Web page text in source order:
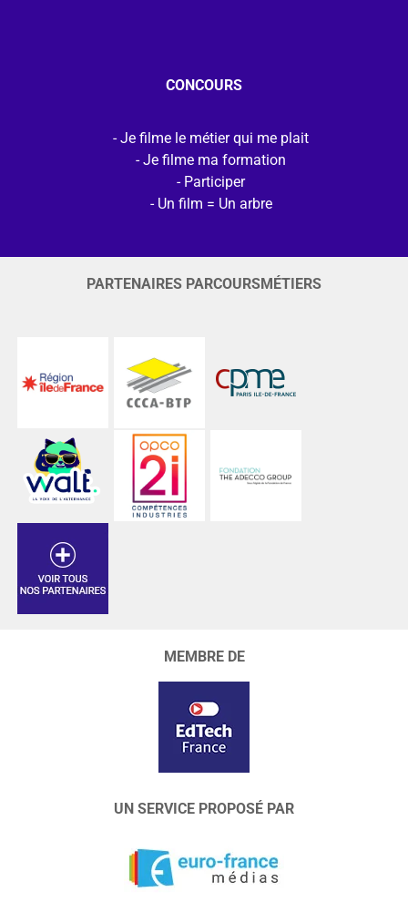
CONCOURS
Je filme le métier qui me plait
Je filme ma formation
Participer
Un film = Un arbre
PARTENAIRES PARCOURSMÉTIERS
MEMBRE DE
UN SERVICE PROPOSÉ PAR